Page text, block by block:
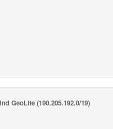
GeoLite(190.205.192.0/19)